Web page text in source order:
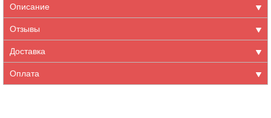
Описание
Отзывы
Доставка
Оплата